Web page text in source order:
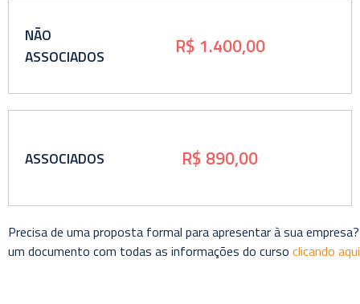
ASSOCIADOS R$ 890,00
NÃO
ASSOCIADOS
R$ 1.400,00
Precisa de uma proposta formal para apresentar à sua
um documento com todas as informações do curso clicando